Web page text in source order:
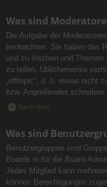
Was sind
Die Aufgabe der
beobachten. Sie haben das
und zu löschen und
zu teilen. Üblicherweise
„offtopic“, d. h. etwas nicht
bzw. Angreifendes schreiben.
Nach oben
Was sind
Benutzergruppen sind
Boards in für die Board-
Jedes Mitglied kann
können Berechtigungen